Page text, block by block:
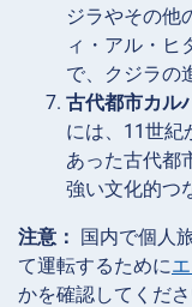
ジラやその他
ィ・アル・ヒ
で、クジラの
古代都市カル
には、11世紀
あった古代都
強い文化的つ
注意： 国内で個人
て運転するために
かを確認してくださ